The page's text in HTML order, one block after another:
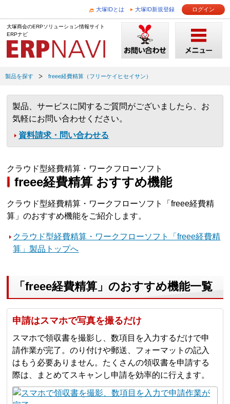
大塚IDとは 大塚ID新規登録 ログイン
大塚商会のERPソリューション情報サイト
ERPナビ
製品を探す freee経費精算（フリーケイヒセイサン）
製品、サービスに関するご質問がございましたら、お
気軽にお問い合わせください。
資料請求・問い合わせる
クラウド型経費精算・ワークフローソフト
freee経費精算 おすすめ機能
クラウド型経費精算・ワークフローソフト「freee経費精
算」のおすすめ機能をご紹介します。
クラウド型経費精算・ワークフローソフト「freee経費精
算」製品トップへ
「freee経費精算」のおすすめ機能一覧
申請はスマホで写真を撮るだけ
スマホで領収書を撮影し、数項目を入力するだけで申
請作業が完了。のり付けや郵送、フォーマットの記入
はもう必要ありません。たくさんの領収書を申請する
際は、まとめてスキャンし申請を効率的に行えます。